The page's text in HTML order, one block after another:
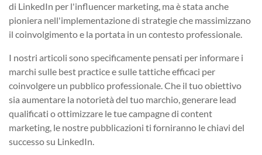
di LinkedIn per l'influencer marketing, ma è stata anche
pioniera nell'implementazione di strategie che massimizzano
il coinvolgimento e la portata in un contesto professionale.
I nostri articoli sono specificamente pensati per informare i
marchi sulle best practice e sulle tattiche efficaci per
coinvolgere un pubblico professionale. Che il tuo obiettivo
sia aumentare la notorietà del tuo marchio, generare lead
qualificati o ottimizzare le tue campagne di content
marketing, le nostre pubblicazioni ti forniranno le chiavi del
successo su LinkedIn.